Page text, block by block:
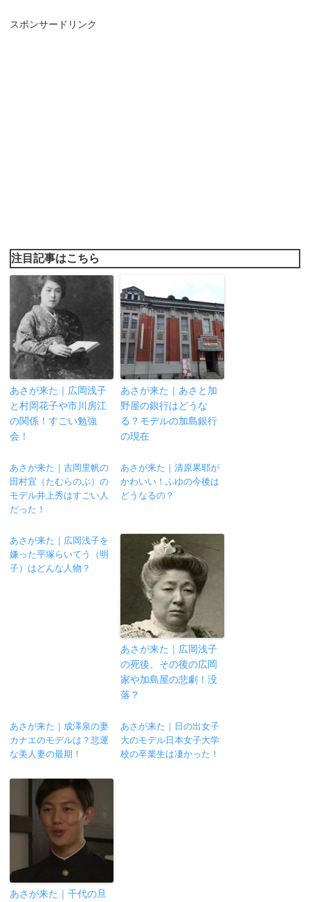
スポンサードリンク
注目記事はこちら
あさが来た｜広岡浅子
と村岡花子や市川房江
の関係！すごい勉強
会！
あさが来た｜あさと加
野屋の銀行はどうな
る？モデルの加島銀行
の現在
あさが来た｜吉岡里帆の
田村宜（たむらのぶ）の
モデル井上秀はすごい人
だった！
あさが来た｜清原果耶が
かわいい！ふゆの今後は
どうなるの？
あさが来た｜広岡浅子を
嫌った平塚らいてう（明
子）はどんな人物？
あさが来た｜広岡浅子
の死後、その後の広岡
家や加島屋の悲劇！没
落？
あさが来た｜成澤泉の妻
カナエのモデルは？悲運
な美人妻の最期！
あさが来た｜日の出女子
大のモデル日本女子大学
校の卒業生は凄かった！
あさが来た｜千代の旦